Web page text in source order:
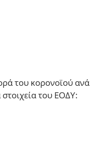
του κορονοϊού ανά
του ΕΟΔΥ: